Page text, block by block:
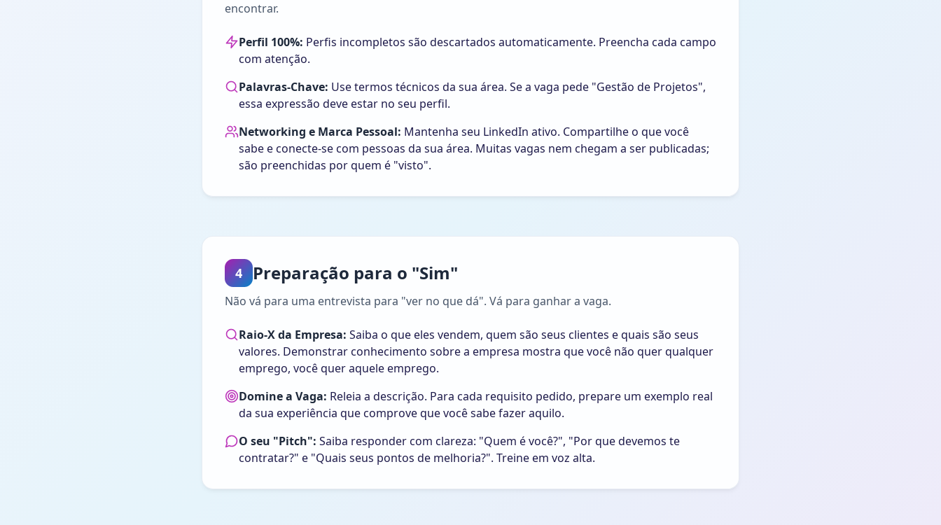
encontrar.
Perfil 100%: Perfis incompletos são descartados automaticamente. Preencha cada campo
com atenção.
Palavras-Chave: Use termos técnicos da sua área. Se a vaga pede "Gestão de Projetos",
essa expressão deve estar no seu perfil.
Networking e Marca Pessoal: Mantenha seu LinkedIn ativo. Compartilhe o que você
sabe e conecte-se com pessoas da sua área. Muitas vagas nem chegam a ser publicadas;
são preenchidas por quem é "visto".
4 Preparação para o "Sim"
Não vá para uma entrevista para "ver no que dá". Vá para ganhar a vaga.
Raio-X da Empresa: Saiba o que eles vendem, quem são seus clientes e quais são seus
valores. Demonstrar conhecimento sobre a empresa mostra que você não quer qualquer
emprego, você quer aquele emprego.
Domine a Vaga: Releia a descrição. Para cada requisito pedido, prepare um exemplo real
da sua experiência que comprove que você sabe fazer aquilo.
O seu "Pitch": Saiba responder com clareza: "Quem é você?", "Por que devemos te
contratar?" e "Quais seus pontos de melhoria?". Treine em voz alta.